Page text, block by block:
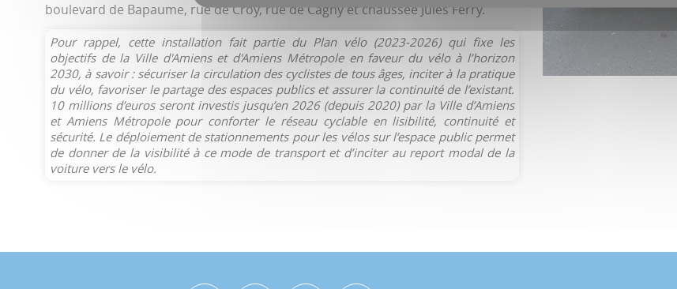
boulevard de Bapaume, rue de Croy, rue de Cagny et chaussée Jules Ferry.
Pour rappel, cette installation fait partie du Plan vélo (2023-2026) qui fixe les
objectifs de la Ville d'Amiens et d'Amiens Métropole en faveur du vélo à l’horizon
2030, à savoir : sécuriser la circulation des cyclistes de tous âges, inciter à la pratique
du vélo, favoriser le partage des espaces publics et assurer la continuité de l’existant.
10 millions d’euros seront investis jusqu’en 2026 (depuis 2020) par la Ville d’Amiens
et Amiens Métropole pour conforter le réseau cyclable en lisibilité, continuité et
sécurité. Le déploiement de stationnements pour les vélos sur l’espace public permet
de donner de la visibilité à ce mode de transport et d’inciter au report modal de la
voiture vers le vélo.